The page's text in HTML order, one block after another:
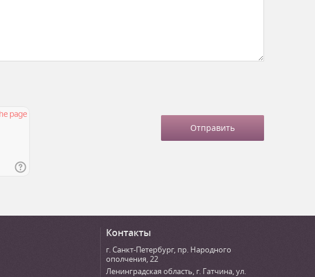
Контакты
г. Санкт-Петербург, пр. Народного
ополчения, 22
Ленинградская область, г. Гатчина,ул.